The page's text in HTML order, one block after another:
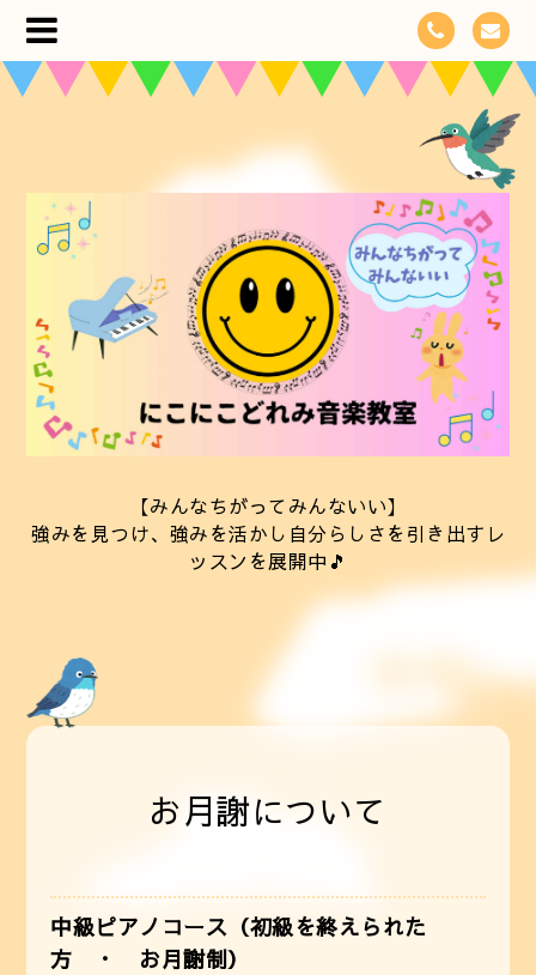
【みんなちがってみんないい】
強みを見つけ、強みを活かし自分らしさを引き出すレ
ッスンを展開中🎵
お月謝について
中級ピアノコース（初級を終えられた
方 ・ お月謝制）